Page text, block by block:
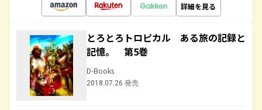
詳細を見る
とろとろトロピカル ある旅の記録と
記憶。 第5巻
D-Books
2018.07.26 発売